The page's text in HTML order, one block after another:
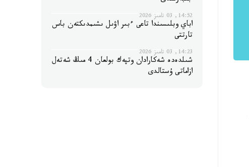
14:52, 03 تامىز 2026
اباي وبلىسىندا تاعى ءبىر اۋىل ىشىمدىكتەن باس
تارتتى
14:23, 03 تامىز 2026
شىلدەدە شەكارادان وتپەك بولعان 4 مىڭ شەتەل
ازاماتى ۇستالدى